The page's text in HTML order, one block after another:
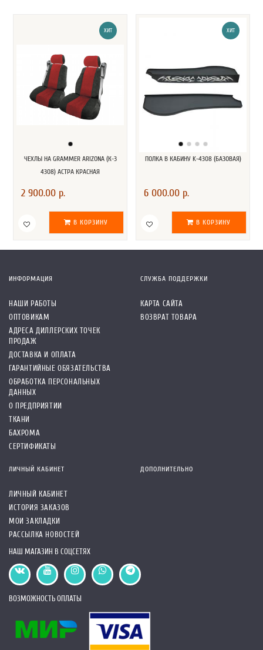
ХИТ
ЧЕХЛЫ НА GRAMMER ARIZONA (К-З
4308) АСТРА КРАСНАЯ
2 900.00 р.
В КОРЗИНУ
ХИТ
ПОЛКА В КАБИНУ K-4308 (БАЗОВАЯ)
6 000.00 р.
В КОРЗИНУ
ИНФОРМАЦИЯ
НАШИ РАБОТЫ
ОПТОВИКАМ
АДРЕСА ДИЛЛЕРСКИХ ТОЧЕК
ПРОДАЖ
ДОСТАВКА И ОПЛАТА
ГАРАНТИЙНЫЕ ОБЯЗАТЕЛЬСТВА
ОБРАБОТКА ПЕРСОНАЛЬНЫХ
ДАННЫХ
О ПРЕДПРИЯТИИ
ТКАНИ
БАХРОМА
СЕРТИФИКАТЫ
СЛУЖБА ПОДДЕРЖКИ
КАРТА САЙТА
ВОЗВРАТ ТОВАРА
ЛИЧНЫЙ КАБИНЕТ
ЛИЧНЫЙ КАБИНЕТ
ИСТОРИЯ ЗАКАЗОВ
МОИ ЗАКЛАДКИ
РАССЫЛКА НОВОСТЕЙ
ДОПОЛНИТЕЛЬНО
НАШ МАГАЗИН В СОЦСЕТЯХ
ВОЗМОЖНОСТЬ ОПЛАТЫ